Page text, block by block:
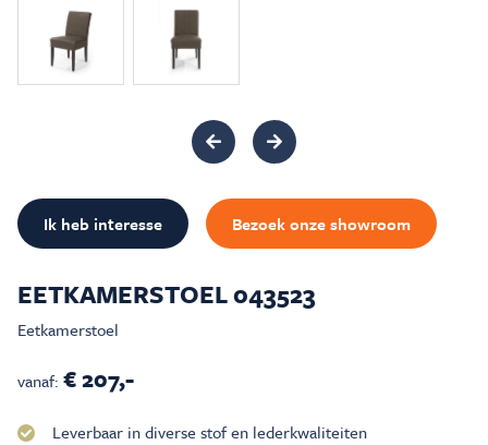
Inspiratie & Advies
EETKAMERSTOEL 043523
Eetkamerstoel
vanaf: € 207,-
Leverbaar in diverse stof en lederkwaliteiten
Ik heb interesse Bezoek onze showroom